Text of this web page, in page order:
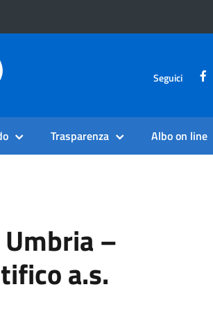
Seguici
Trasparenza Albo on line
–
a.s.